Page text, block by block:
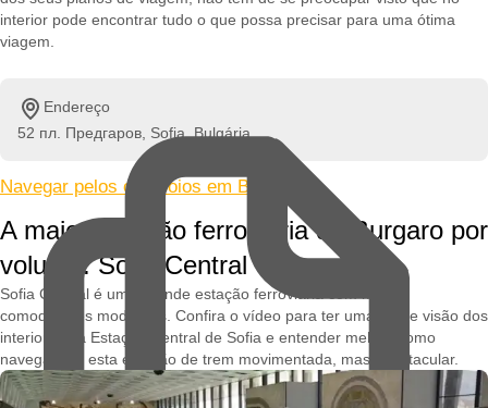
interior pode encontrar tudo o que possa precisar para uma ótima
viagem.
Endereço
52 пл. Предгаров, Sofia, Bulgária
Navegar pelos comboios em Bulgária »
A maior estação ferroviária do Burgaro por
volume: Sofia Central
Sofia Central é uma grande estação ferroviária com muitas
comodidades modernas. Confira o vídeo para ter uma breve visão dos
interiores da Estação Central de Sofia e entender melhor como
navegar por esta estação de trem movimentada, mas espetacular.